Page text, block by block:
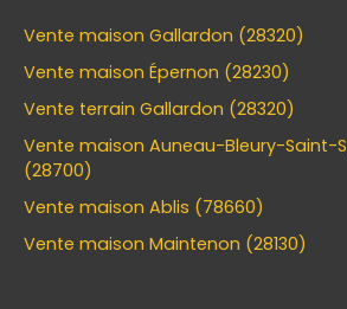
Vente maison Gallardon (28320)
Vente maison Épernon (28230)
Vente terrain Gallardon (28320)
Vente maison Auneau-Bleury-Saint-
(28700)
Vente maison Ablis (78660)
Vente maison Maintenon (28130)